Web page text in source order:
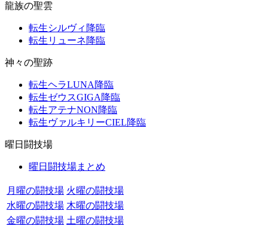
龍族の聖雲
転生シルヴィ降臨
転生リューネ降臨
神々の聖跡
転生ヘラLUNA降臨
転生ゼウスGIGA降臨
転生アテナNON降臨
転生ヴァルキリーCIEL降臨
曜日闘技場
曜日闘技場まとめ
月曜の闘技場 火曜の闘技場
水曜の闘技場 木曜の闘技場
金曜の闘技場 土曜の闘技場